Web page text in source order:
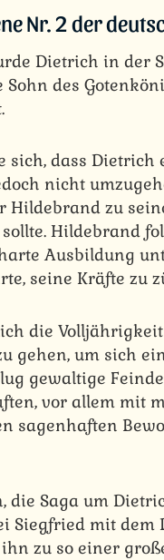
Nr. 2 der
Dietrich in der
Sohn des
sich, dass
nicht
Hildebrand zu
Hildebrand
Ausbildung
seine Kräfte zu
die
gehen, um sich
gewaltige
vor allem mit
sagenhaften
die Saga um
Siegfried mit
zu so einer